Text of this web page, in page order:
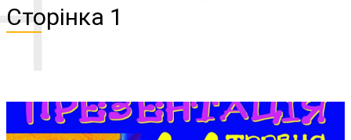
Сторінка 1